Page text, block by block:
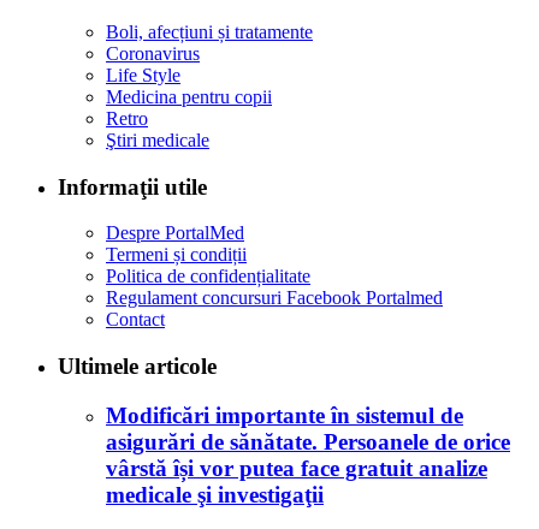
Boli, afecțiuni și tratamente
Coronavirus
Life Style
Medicina pentru copii
Retro
Ştiri medicale
Informaţii utile
Despre PortalMed
Termeni și condiții
Politica de confidențialitate
Regulament concursuri Facebook Portalmed
Contact
Ultimele articole
Modificări importante în sistemul de
asigurări de sănătate. Persoanele de orice
vârstă își vor putea face gratuit analize
medicale şi investigaţii